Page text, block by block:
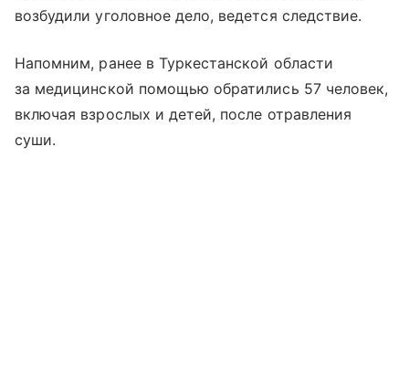
возбудили уголовное дело, ведется следствие.
Напомним, ранее в Туркестанской области
за медицинской помощью обратились 57 человек,
включая взрослых и детей, после отравления
суши.